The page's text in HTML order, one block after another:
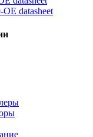
datasheet